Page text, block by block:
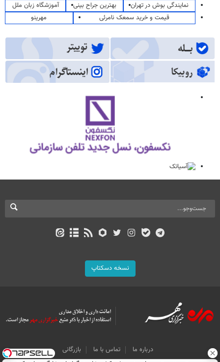
نمایندگی بوش در تهران
بهترین جراح بینی
آموزشگاه زبان ملل
قیمت و خرید سمعک نامرئی
مهرینو
نسخه دسکتاپ
درباره ما تماس با ما
بازرگانی